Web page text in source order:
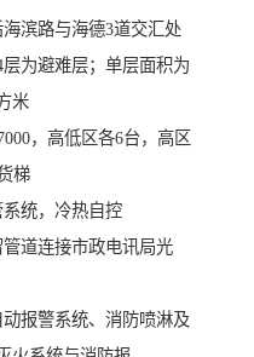
滨路与海德3道交汇处
为避难层；单层面积为
米
，高低区各6台，高区
梯
统，冷热自控
道连接市政电讯局光
报警系统、消防喷淋及